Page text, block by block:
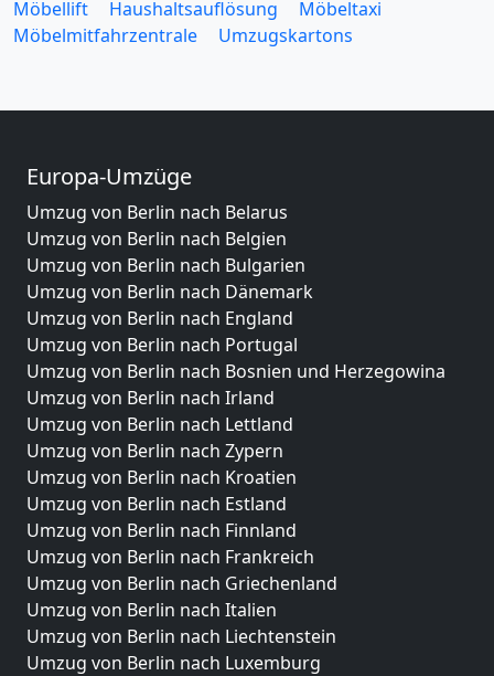
Möbellift
Haushaltsauflösung
Möbeltaxi
Möbelmitfahrzentrale
Umzugskartons
Europa-Umzüge
Umzug von Berlin nach Belarus
Umzug von Berlin nach Belgien
Umzug von Berlin nach Bulgarien
Umzug von Berlin nach Dänemark
Umzug von Berlin nach England
Umzug von Berlin nach Portugal
Umzug von Berlin nach Bosnien und Herzegowina
Umzug von Berlin nach Irland
Umzug von Berlin nach Lettland
Umzug von Berlin nach Zypern
Umzug von Berlin nach Kroatien
Umzug von Berlin nach Estland
Umzug von Berlin nach Finnland
Umzug von Berlin nach Frankreich
Umzug von Berlin nach Griechenland
Umzug von Berlin nach Italien
Umzug von Berlin nach Liechtenstein
Umzug von Berlin nach Luxemburg